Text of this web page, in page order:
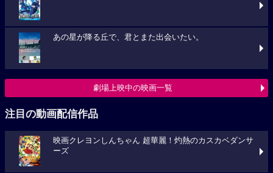
あの星が降る丘で、君とまた出会いたい。
劇場上映中の映画一覧
注目の動画配信作品
映画クレヨンしんちゃん 超華麗！灼熱のカスカベダンサ
ーズ